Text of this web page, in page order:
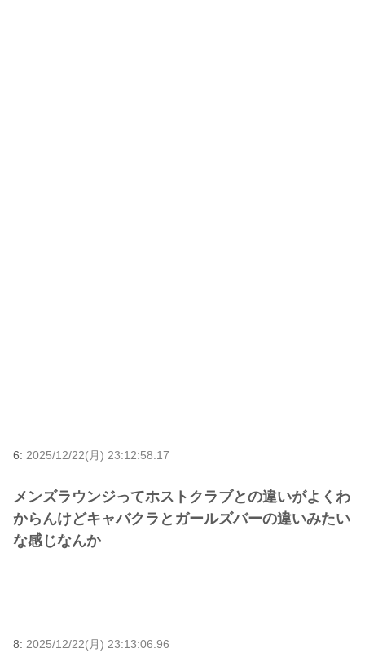
6: 2025/12/22(月) 23:12:58.17
メンズラウンジってホストクラブとの違いがよくわ
からんけどキャバクラとガールズバーの違いみたい
な感じなんか
8: 2025/12/22(月) 23:13:06.96